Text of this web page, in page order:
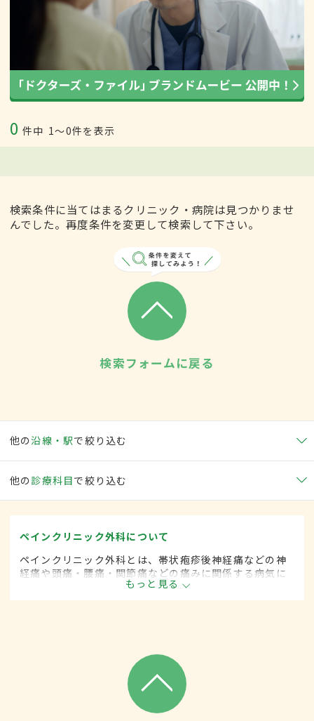
0 件中 1〜0件を表示
検索条件に当てはまるクリニック・病院は見つかりませ
んでした。再度条件を変更して検索して下さい。
検索フォームに戻る
他の沿線・駅で絞り込む
他の 診療科目で絞り込む
ペインクリニック外科について
ペインクリニック外科とは、帯状疱疹後神経痛などの神
経痛や頭痛・腰痛・関節痛などの痛みに関係する病気に
対して、手術的な方法によって治療する外科の一領域で
す。平成20年4月の制度改正前は、ペインクリニック科
もっと見る